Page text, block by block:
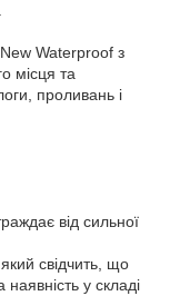
Waterproof з
місця та
проливань і
від сильної
свідчить, що
у складі